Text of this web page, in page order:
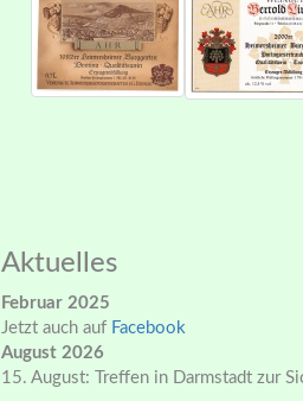
Aktuelles
Februar 2025
Jetzt auch auf Facebook
August 2026
15. August: Treffen in Darmstadt zur